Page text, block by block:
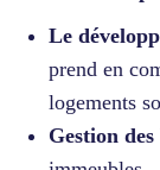
Le
prend en
logements
Gestion des